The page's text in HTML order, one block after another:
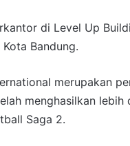
di Level Up
Kota Bandung.
merupakan
menghasilkan
Saga 2.